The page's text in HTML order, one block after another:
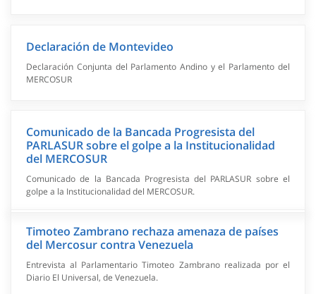
Declaración de Montevideo
Declaración Conjunta del Parlamento Andino y el Parlamento del
MERCOSUR
Comunicado de la Bancada Progresista del
PARLASUR sobre el golpe a la Institucionalidad
del MERCOSUR
Comunicado de la Bancada Progresista del PARLASUR sobre el
golpe a la Institucionalidad del MERCOSUR.
Timoteo Zambrano rechaza amenaza de países
del Mercosur contra Venezuela
Entrevista al Parlamentario Timoteo Zambrano realizada por el
Diario El Universal, de Venezuela.